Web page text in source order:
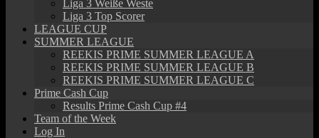
Liga 3 Weiße Weste
Liga 3 Top Scorer
LEAGUE CUP
SUMMER LEAGUE
REEKIS PRIME SUMMER LEAGUE A
REEKIS PRIME SUMMER LEAGUE B
REEKIS PRIME SUMMER LEAGUE C
Prime Cash Cup
Results Prime Cash Cup #4
Team of the Week
Log In